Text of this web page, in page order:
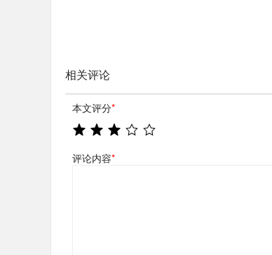
相关评论
本文评分*
评论内容*